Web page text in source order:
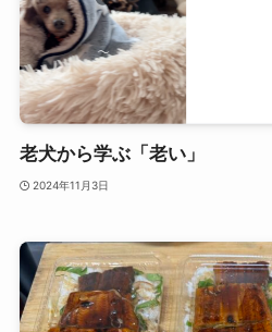
老犬から学ぶ「老い」
2024年11月3日